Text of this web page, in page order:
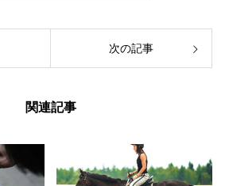
次の記事
関連記事